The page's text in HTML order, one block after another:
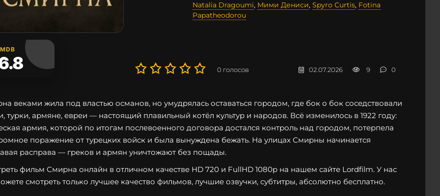
Natalia Dragoumi, Мими Дениси, Spyro Curtis, Fotina
Papatheodorou
0 голосов 02.07.2026 9 0
веками жила под властью османов, но умудрялась оставаться городом, где бок о бок соседствовали
турки, армяне, евреи — настоящий плавильный котёл культур и народов. Всё изменилось в 1922 году:
армия, которой по итогам послевоенного договора достался контроль над городом, потерпела
поражение от турецких войск и была вынуждена бежать. На улицах Смирны начинается
расправа — греков и армян уничтожают без пощады.
фильм Смирна онлайн в отличном качестве HD 720 и FullHD 1080p на нашем сайте Lordfilm. У нас
смотреть только лучшее качество фильмов, лучшие озвучки, субтитры, абсолютно бесплатно.